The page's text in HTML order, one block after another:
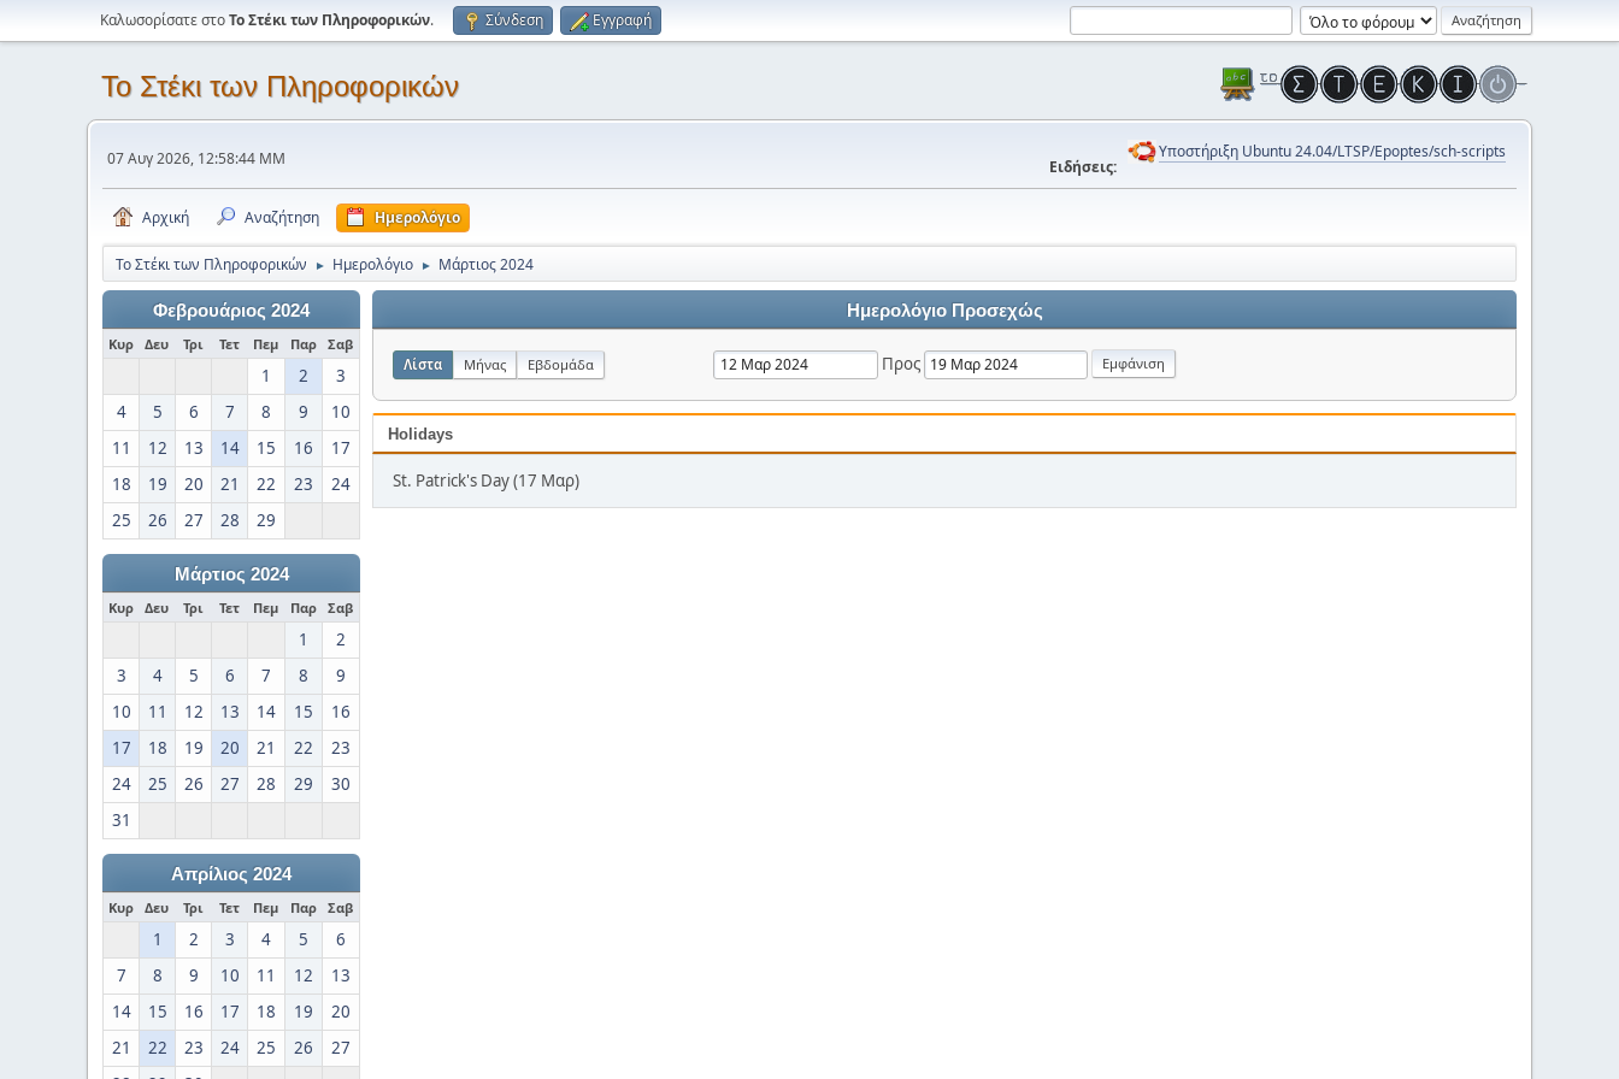
Καλωσορίσατε στοΤο Στέκι των Πληροφορικών. Σύνδεση Εγγραφή
Το Στέκι των Πληροφορικών
07 Αυγ 2026, 12:58:44 ΜΜ Ειδήσεις:
Υποστήριξη Ubuntu 24.04/LTSP/Epoptes/sch-scripts
Αρχική Αναζήτηση Ημερολόγιο
Το Στέκι των Πληροφορικών ► Ημερολόγιο ► Μάρτιος 2024
Φεβρουάριος 2024
Κυρ Δευ Τρι Τετ Πεμ Παρ Σαβ
1 2
3
4
5 6 7 8 9
10
11
12 13 14 15 16
17
18
19 20 21 22 23
24
25
26 27 28 29
Μάρτιος 2024
Κυρ Δευ Τρι Τετ Πεμ Παρ Σαβ
1
2
3
4 5 6 7 8
9
10
11 12 13 14 15
16
17
18 19 20 21 22
23
24
25 26 27 28 29
30
31
Απρίλιος 2024
Κυρ Δευ Τρι Τετ Πεμ Παρ Σαβ
1 2 3 4 5
6
7
8 9 10 11 12
13
14
15 16 17 18 19
20
21
22 23 24 25 26
27
Ημερολόγιο Προσεχώς
Λίστα Μήνας Εβδομάδα Προς
Holidays
St. Patrick's Day (17 Μαρ)